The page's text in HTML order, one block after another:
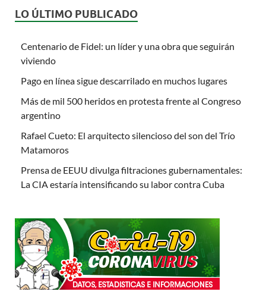
LO ÚLTIMO PUBLICADO
Centenario de Fidel: un líder y una obra que seguirán
viviendo
Pago en línea sigue descarrilado en muchos lugares
Más de mil 500 heridos en protesta frente al Congreso
argentino
Rafael Cueto: El arquitecto silencioso del son del Trío
Matamoros
Prensa de EEUU divulga filtraciones gubernamentales:
La CIA estaría intensificando su labor contra Cuba